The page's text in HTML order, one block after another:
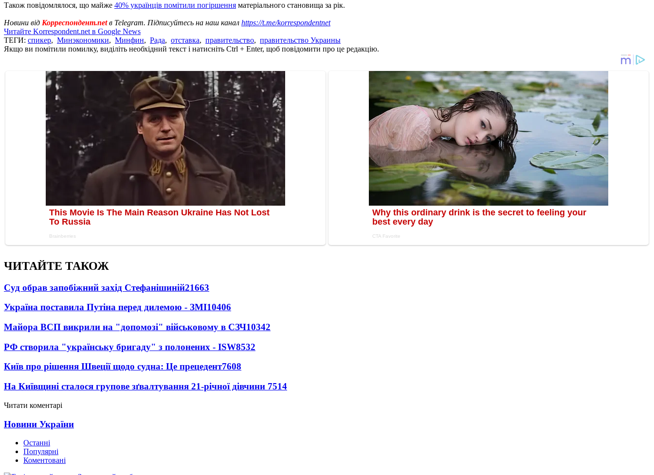
Також повідомлялося, що майже 40% українців помітили погіршення матеріального становища за рік.
Новини від Корреспондент.netв Telegram. Підписуйтесь на наш канал https://t.me/korrespondentnet
Читайте Korrespondent.net в Google News
ТЕГИ: спикер, Минэкономики, Минфин, Рада, отставка, правительство, правительство Украины
Якщо ви помітили помилку, виділіть необхідний текст і натисніть Ctrl + Enter, щоб повідомити про це редакцію.
ЧИТАЙТЕ ТАКОЖ
Суд обрав запобіжний захід Стефанішиній21663
Україна поставила Путіна перед дилемою - ЗМІ10406
Майора ВСП викрили на "допомозі" військовому в СЗЧ10342
РФ створила "українську бригаду" з полонених - ISW8532
Київ про рішення Швеції щодо судна: Це прецедент7608
На Київщині сталося групове зґвалтування 21-річної дівчини 7514
Читати коментарі
Новини України
Останні
Популярні
Коментовані